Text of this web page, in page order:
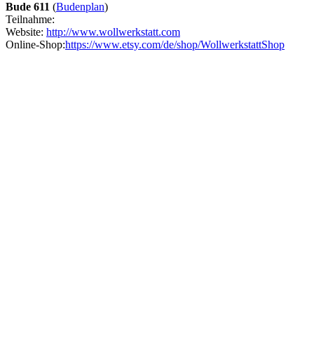
Bude 611 (Budenplan)
Teilnahme:
Website: http://www.wollwerkstatt.com
Online-Shop:https://www.etsy.com/de/shop/WollwerkstattShop